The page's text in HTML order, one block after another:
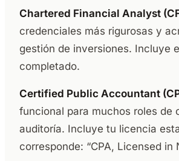
Chartered Financial Analyst
credenciales más rigurosas y
gestión de inversiones. Incluye
completado.
Certified Public Accountant
funcional para muchos roles de
auditoría. Incluye tu licencia
corresponde: “CPA, Licensed in